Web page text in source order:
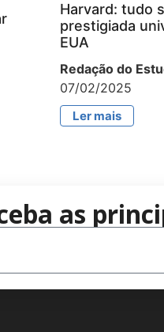
Harvard: tudo
prestigiada
EUA
Redação do
07/02/2025
Ler mais
as